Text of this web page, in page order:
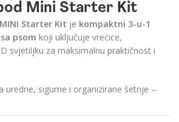
Mini Starter Kit
MINI Starter Kit je kompaktni 3-u-1
psom koji uključuje vrećice,
svjetiljku za maksimalnu praktičnost i
uredne, sigurne i organizirane šetnje –